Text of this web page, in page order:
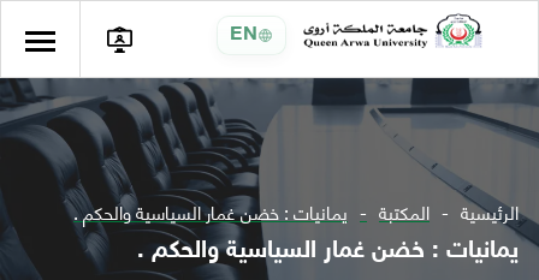
EN
الرئيسية المكتبة يمانيات : خضن غمار السياسية والحكم .
يمانيات : خضن غمار السياسية والحكم .